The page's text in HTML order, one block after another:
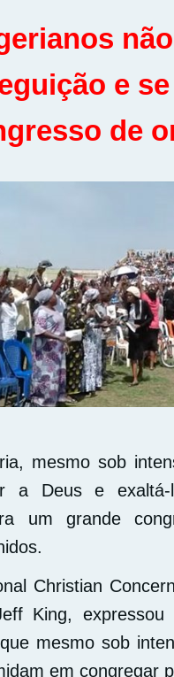
e
de
mesmo sob
a Deus e
um grande
Christian
King,
mesmo sob
em congregar